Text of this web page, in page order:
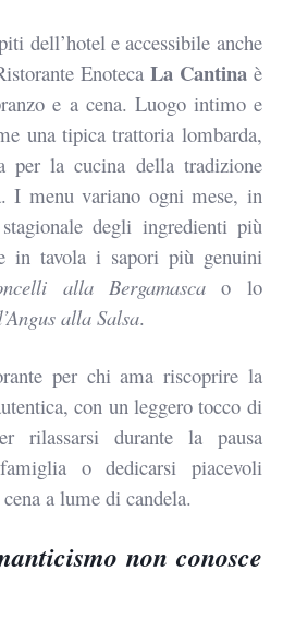
dell’hotel e accessibile anche
Enoteca La Cantinaè
e a cena. Luogo intimo e
una tipica trattoria lombarda,
per la cucina della tradizione
I menu variano ogni mese, in
degli ingredienti più
in tavola i sapori più genuini
alla Bergamasca o lo
alla Salsa.
per chi ama riscoprire la
con un leggero tocco di
rilassarsi durante la pausa
o dedicarsi piacevoli
a lume di candela.
non conosce